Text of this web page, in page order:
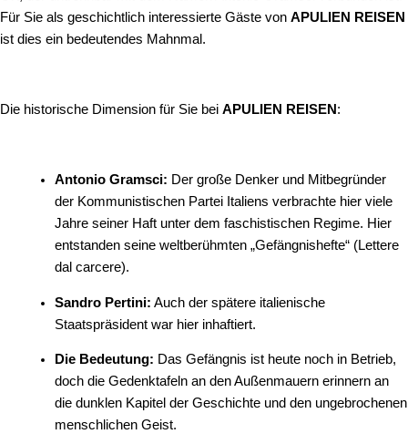
Für Sie als geschichtlich interessierte Gäste von APULIEN REISEN
ist dies ein bedeutendes Mahnmal.
Die historische Dimension für Sie bei APULIEN REISEN :
Antonio Gramsci: Der große Denker und Mitbegründer
der Kommunistischen Partei Italiens verbrachte hier viele
Jahre seiner Haft unter dem faschistischen Regime. Hier
entstanden seine weltberühmten „Gefängnishefte“ (Lettere
dal carcere).
Sandro Pertini: Auch der spätere italienische
Staatspräsident war hier inhaftiert.
Die Bedeutung: Das Gefängnis ist heute noch in Betrieb,
doch die Gedenktafeln an den Außenmauern erinnern an
die dunklen Kapitel der Geschichte und den ungebrochenen
menschlichen Geist.